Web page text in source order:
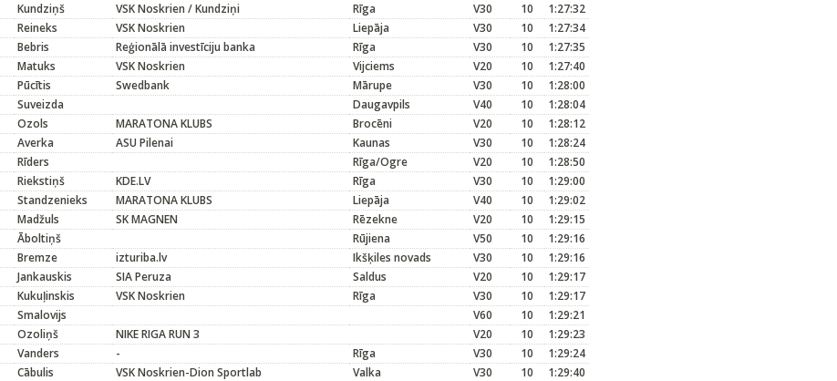
Kundziņš VSK Noskrien / Kundziņi Rīga V30 10
1:27:32
Reineks VSK Noskrien Liepāja V30 10
1:27:34
Bebris Reģionālā investīciju banka Rīga V30 10
1:27:35
Matuks VSK Noskrien Vijciems V20 10
1:27:40
Pūcītis Swedbank Mārupe V30 10
1:28:00
Suveizda Daugavpils V40 10
1:28:04
Ozols MARATONA KLUBS Brocēni V20 10
1:28:12
Averka ASU Pilenai Kaunas V30 10
1:28:24
Rīders Rīga/Ogre V20 10
1:28:50
Riekstiņš KDE.LV Rīga V30 10
1:29:00
Standzenieks MARATONA KLUBS Liepāja V40 10
1:29:02
Madžuls SK MAGNEN Rēzekne V20 10
1:29:15
Āboltiņš Rūjiena V50 10
1:29:16
Bremze izturiba.lv Ikšķiles novads V30 10
1:29:16
Jankauskis SIA Peruza Saldus V20 10
1:29:17
Kukuļinskis VSK Noskrien Rīga V30 10
1:29:17
Smalovijs V60 10
1:29:21
Ozoliņš NIKE RIGA RUN 3 V20 10
1:29:23
Vanders - Rīga V30 10
1:29:24
Cābulis VSK Noskrien-Dion Sportlab Valka V30 10
1:29:40